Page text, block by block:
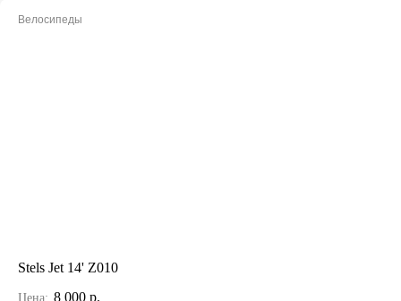
Велосипеды
Stels Jet 14' Z010
Цена: 8 000 р.